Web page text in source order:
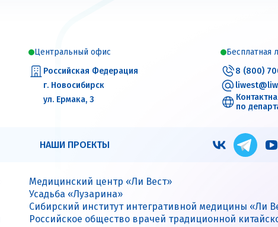
Центральный офис
Российская Федерация
г. Новосибирск
ул. Ермака, 3
Бесплатная
8 (800)
по
НАШИ ПРОЕКТЫ
Медицинский центр «Ли Вест»
Усадьба «Лузарина»
Сибирский институт интегративной медицины «Ли
Российское общество врачей традиционной